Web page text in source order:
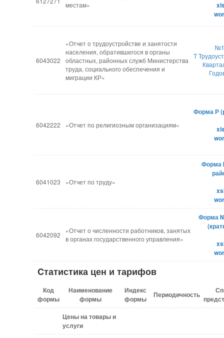
местам»
6043022
«Отчет о трудоустройстве и занятости
населения, обратившегося в органы
областных, районных служб Министерства
труда, социального обеспечения и
миграции КР»
Т
6042222 «Отчет по религиозным организациям»
Форма Р
6041023 «Отчет по труду»
Форма
6042092
«Отчет о численности работников, занятых
в органах государственного управления»
Форма
Cтатистика цен и тарифов
Код
формы
Наименование
формы
Индекс
формы
Периодичность
Цены на товары и
услуги